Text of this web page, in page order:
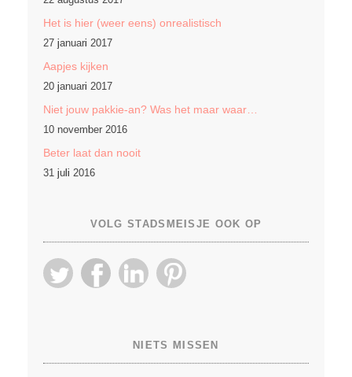
Het is hier (weer eens) onrealistisch
27 januari 2017
Aapjes kijken
20 januari 2017
Niet jouw pakkie-an? Was het maar waar…
10 november 2016
Beter laat dan nooit
31 juli 2016
VOLG STADSMEISJE OOK OP
NIETS MISSEN